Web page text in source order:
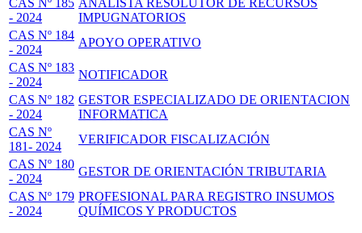
CAS Nº 185
- 2024
ANALISTA RESOLUTOR DE RECURSOS
IMPUGNATORIOS
CAS Nº 184
- 2024
APOYO OPERATIVO
CAS Nº 183
- 2024
NOTIFICADOR
CAS Nº 182
- 2024
GESTOR ESPECIALIZADO DE ORIENTACION
INFORMATICA
CAS Nº
181- 2024
VERIFICADOR FISCALIZACIÓN
CAS Nº 180
- 2024
GESTOR DE ORIENTACIÓN TRIBUTARIA
CAS Nº 179
- 2024
PROFESIONAL PARA REGISTRO INSUMOS
QUÍMICOS Y PRODUCTOS